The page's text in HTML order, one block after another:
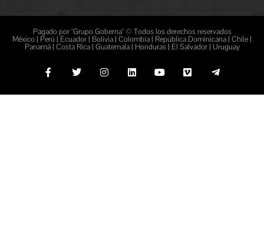
Pagado por "Grupo Goberna" © Todos los derechos reservados
México | Perú | Ecuador | Bolivia | Colombia | República Dominicana | Chile |
Panamá | Costa Rica | Guatemala | Honduras | El Salvador | Uruguay